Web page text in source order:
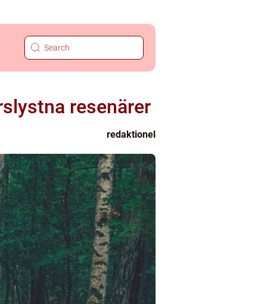
resenärer
redaktionel